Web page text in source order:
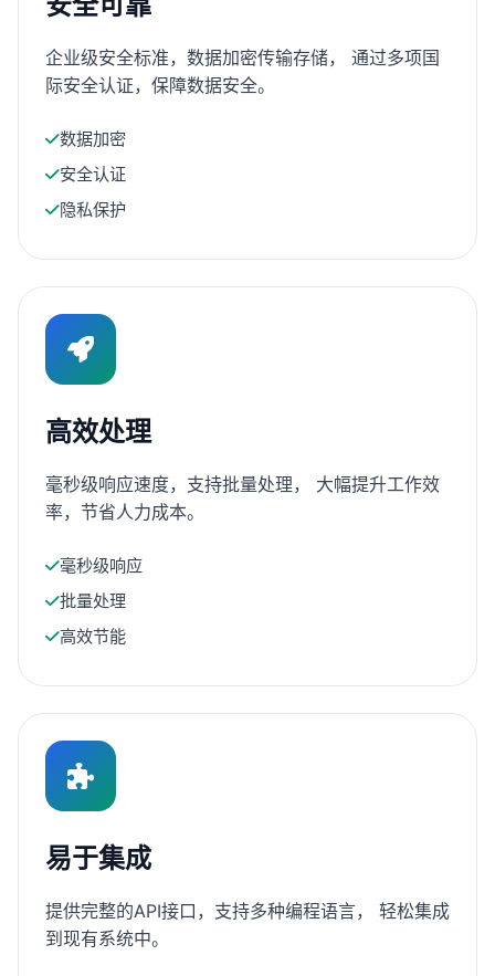
企业级安全标准，数据加密传输存储， 通过多项国
际安全认证，保障数据安全。
数据加密
安全认证
隐私保护
高效处理
毫秒级响应速度，支持批量处理， 大幅提升工作效
率，节省人力成本。
毫秒级响应
批量处理
高效节能
易于集成
提供完整的API接口，支持多种编程语言， 轻松集成
到现有系统中。